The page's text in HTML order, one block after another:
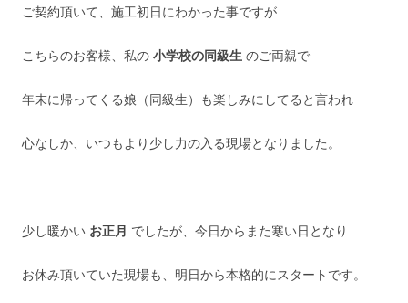
ご契約頂いて、施工初日にわかった事ですが
こちらのお客様、私の 小学校の同級生 のご両親で
年末に帰ってくる娘（同級生）も楽しみにしてると言われ
心なしか、いつもより少し力の入る現場となりました。
少し暖かい お正月 でしたが、今日からまた寒い日となり
お休み頂いていた現場も、明日から本格的にスタートです。